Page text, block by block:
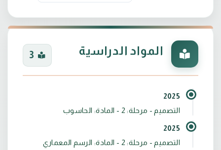
المواد الدراسية 3
2025
التصميم - مرحلة: 2 - المادة: الحاسوب
2025
التصميم - مرحلة: 2 - المادة: الرسم المعماري